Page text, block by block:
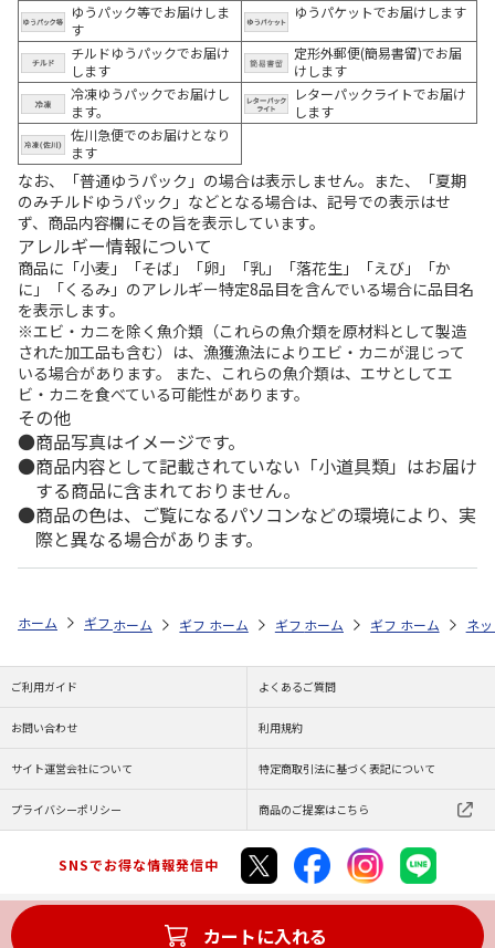
ゆうパック等でお届けしま
す
ゆうパケットでお届けします
チルドゆうパックでお届け
します
定形外郵便(簡易書留)でお届
けします
冷凍ゆうパックでお届けし
ます。
レターパックライトでお届け
します
佐川急便でのお届けとなり
ます
なお、「普通ゆうパック」の場合は表示しません。また、「夏期
のみチルドゆうパック」などとなる場合は、記号での表示はせ
ず、商品内容欄にその旨を表示しています。
アレルギー情報について
商品に「小麦」「そば」「卵」「乳」「落花生」「えび」「か
に」「くるみ」のアレルギー特定8品目を含んでいる場合に品目名
を表示します。
※エビ・カニを除く魚介類（これらの魚介類を原材料として製造
された加工品も含む）は、漁獲漁法によりエビ・カニが混じって
いる場合があります。 また、これらの魚介類は、エサとしてエ
ビ・カニを食べている可能性があります。
その他
商品写真はイメージです。
商品内容として記載されていない「小道具類」はお届け
する商品に含まれておりません。
商品の色は、ご覧になるパソコンなどの環境により、実
際と異なる場合があります。
カートに入れる
ホーム ギフト通販 内祝い・お返し 法要・香典返し 予算で探す
ホーム ギフト通販 お祝い・贈りもの 献花・お悔や
ホーム ギフト通販 お祝い・贈りもの
ホーム ギフト通販 お
ホーム ネ
ご利用ガイド よくあるご質問
お問い合わせ 利用規約
サイト運営会社について 特定商取引法に基づく表記について
プライバシーポリシー 商品のご提案はこちら
SNSでお得な情報発信中